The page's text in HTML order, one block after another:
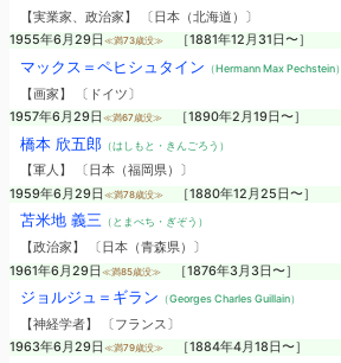
【実業家、政治家】 〔日本（北海道）〕
1955年6月29日 ≪満73歳没≫ ［1881年12月31日〜］
マックス＝ペヒシュタイン （Hermann Max Pechstein）
【画家】 〔ドイツ〕
1957年6月29日 ≪満67歳没≫ ［1890年2月19日〜］
橋本 欣五郎（はしもと・きんごろう）
【軍人】 〔日本（福岡県）〕
1959年6月29日 ≪満78歳没≫ ［1880年12月25日〜］
苫米地 義三 （とまべち・ぎぞう）
【政治家】 〔日本（青森県）〕
1961年6月29日 ≪満85歳没≫ ［1876年3月3日〜］
ジョルジュ＝ギラン （Georges Charles Guillain）
【神経学者】 〔フランス〕
1963年6月29日 ≪満79歳没≫ ［1884年4月18日〜］